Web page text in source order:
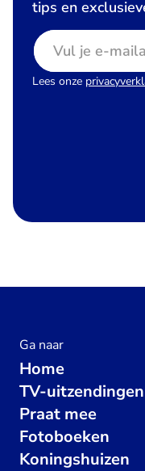
tips en
E-mailadres
Lees onze
Ga naar
Home
TV-uitzendingen
Praat mee
Fotoboeken
Koningshuizen